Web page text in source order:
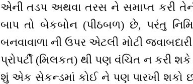
એની તડપ અથવા તરસ ને સમાપ્ત કરી
બાપ તો બેકબોન (પીઠબળ) છે, પરંતુ
બનવાવાળા ની ઉપર એટલી મોટી
પ્રોપર્ટી (મિલકત) થી પણ વંચિત ન કરી
શું એક સેકન્ડમાં કોઈ ને પણ પારખી શકો